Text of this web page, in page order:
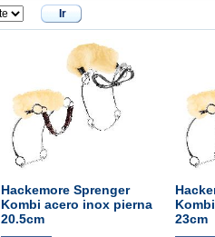
Ir
Hackemore Sprenger
Kombi acero inox pierna
20.5cm
23cm